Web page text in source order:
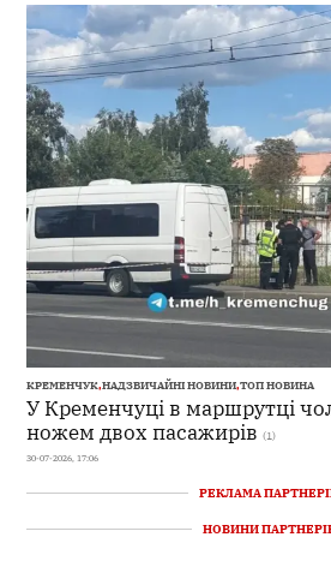
КРЕМЕНЧУК,НАДЗВИЧАЙНІ НОВИНИ,ТОП НОВИНА
У Кременчуці в маршрутці
ножем двох пасажирів (1)
30-07-2026, 17:06
РЕКЛАМА
НОВИНИ